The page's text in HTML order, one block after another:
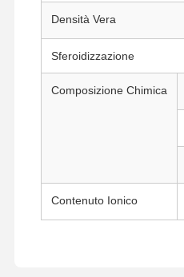
Densità Vera
Sferoidizzazione
Composizione Chimica
Contenuto Ionico